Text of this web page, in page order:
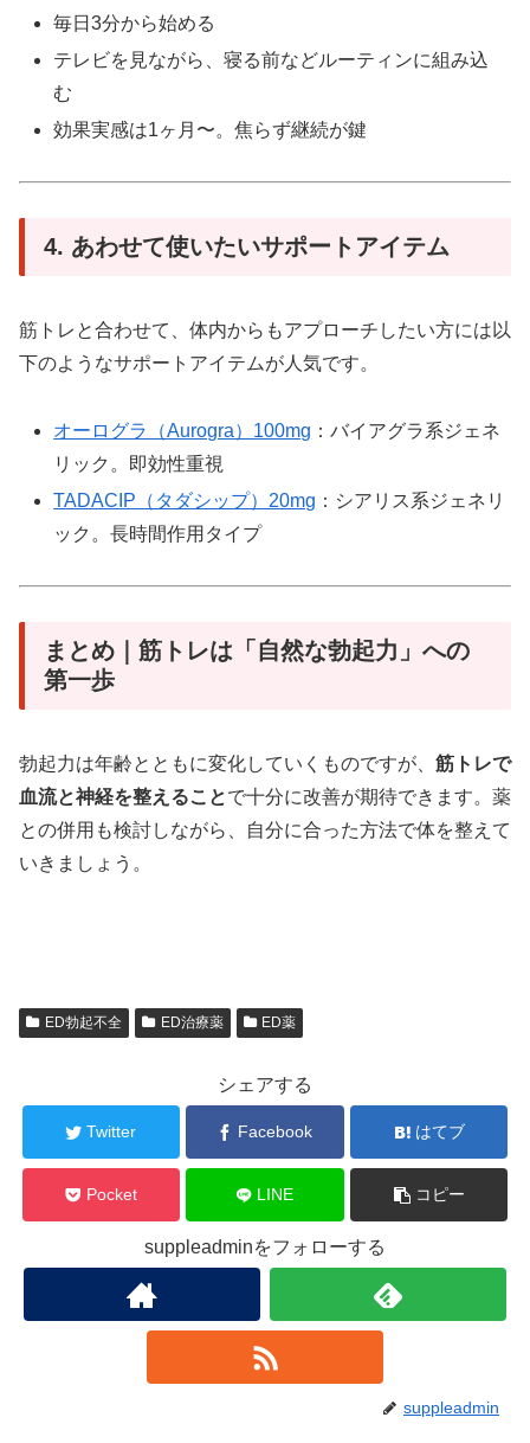
毎日3分から始める
テレビを見ながら、寝る前などルーティンに組み込
む
効果実感は1ヶ月〜。焦らず継続が鍵
4. あわせて使いたいサポートアイテム
筋トレと合わせて、体内からもアプローチしたい方には以
下のようなサポートアイテムが人気です。
オーログラ（Aurogra）100mg ：バイアグラ系ジェネ
リック。即効性重視
TADACIP（タダシップ）20mg ：シアリス系ジェネリ
ック。長時間作用タイプ
まとめ｜筋トレは「自然な勃起力」への
第一歩
勃起力は年齢とともに変化していくものですが、 筋トレで
血流と神経を整えることで十分に改善が期待できます。薬
との併用も検討しながら、自分に合った方法で体を整えて
いきましょう。
ED勃起不全 ED治療薬 ED薬
シェアする
Twitter Facebook はてブ
Pocket LINE コピー
suppleadminをフォローする
suppleadmin